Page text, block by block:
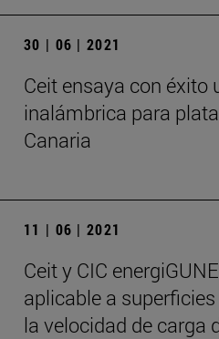
30 | 06 | 2021
Ceit ensaya con
inalámbrica para
Canaria
11 | 06 | 2021
Ceit y CIC
aplicable a
la velocidad de carga